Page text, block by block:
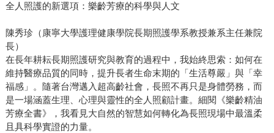
全人照護的新選項：樂齡芳療的科學與人文
陳秀珍（康寧大學護理健康學院長期照護學系教授兼系主任兼院
長）
在長年耕耘長期照護研究與教育的過程中，我始終思索：如何在
維持醫療品質的同時，提升長者生命末期的「生活尊嚴」與「幸
福感」。隨著台灣邁入超高齡社會，長照不再只是身體勞務，而
是一場涵蓋生理、心理與靈性的全人照顧計畫。細閱《樂齡精油
芳療全書》，我看見大自然的智慧如何轉化為長照現場中最溫柔
且具科學實證的力量。